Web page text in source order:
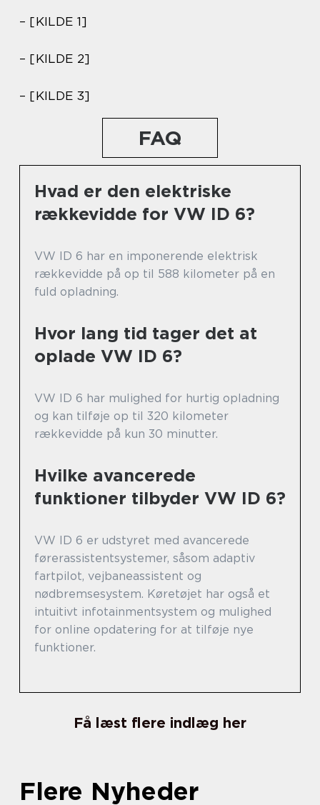
– [KILDE 1]
– [KILDE 2]
– [KILDE 3]
FAQ
Hvad er den elektriske
rækkevidde for VW ID 6?
VW ID 6 har en imponerende elektrisk
rækkevidde på op til 588 kilometer på en
fuld opladning.
Hvor lang tid tager det at
oplade VW ID 6?
VW ID 6 har mulighed for hurtig opladning
og kan tilføje op til 320 kilometer
rækkevidde på kun 30 minutter.
Hvilke avancerede
funktioner tilbyder VW ID 6?
VW ID 6 er udstyret med avancerede
førerassistentsystemer, såsom adaptiv
fartpilot, vejbaneassistent og
nødbremsesystem. Køretøjet har også et
intuitivt infotainmentsystem og mulighed
for online opdatering for at tilføje nye
funktioner.
Få læst flere indlæg her
Flere Nyheder